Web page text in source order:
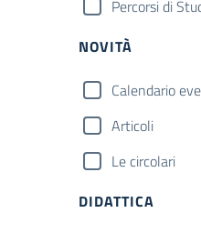
Percorsi di
NOVITÀ
Calendario
Articoli
Le circolari
DIDATTICA